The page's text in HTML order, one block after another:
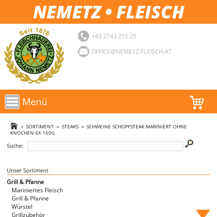
NEMETZ • FLEISCH
+43 2743 255 25
OFFICE@NEMETZ-FLEISCH.AT
Menü
AKTIONEN
SORTIMENT
FAVORITEN
» SORTIMENT» STEAKS» SCHWEINE SCHOPFSTEAK MARINIERT OHNE
KNOCHEN 6X 160G
Suche:
Unser Sortiment
Grill & Pfanne
Mariniertes Fleisch
Grill & Pfanne
Würstel
Grillzubehör